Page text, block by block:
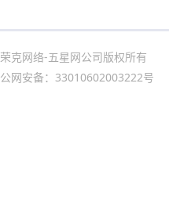
荣克网络-五星网公司版权所有
公网安备：33010602003222号